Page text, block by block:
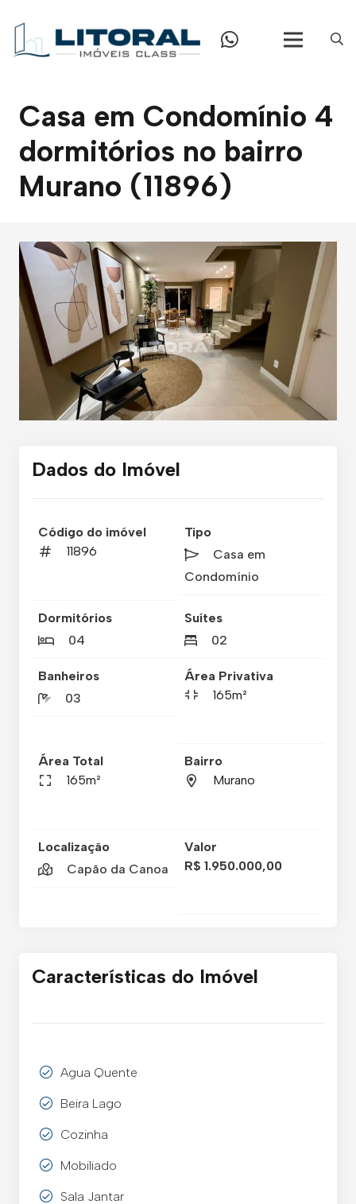
Casa em Condomínio 4
dormitórios no bairro
Murano (11896)
Dados do Imóvel
Código do imóvel
11896
Tipo
Casa em
Condomínio
Dormitórios
04
Suítes
02
Banheiros
03
Área Privativa
165m²
Área Total
165m²
Bairro
Murano
Localização
Capão da Canoa
Valor
R$ 1.950.000,00
Características do Imóvel
Agua Quente
Beira Lago
Cozinha
Mobiliado
Sala Jantar